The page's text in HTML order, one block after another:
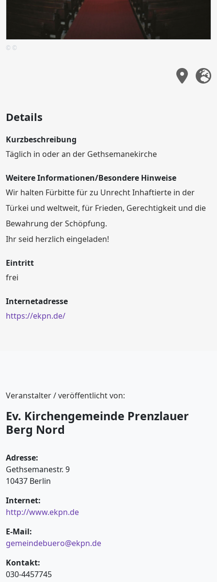
© ©
Details
Kurzbeschreibung
Täglich in oder an der Gethsemanekirche
Weitere Informationen/Besondere Hinweise
Wir halten Fürbitte für zu Unrecht Inhaftierte in der
Türkei und weltweit, für Frieden, Gerechtigkeit und die
Bewahrung der Schöpfung.
Ihr seid herzlich eingeladen!
Eintritt
frei
Internetadresse
https://ekpn.de/
Veranstalter / veröffentlicht von:
Ev. Kirchengemeinde Prenzlauer
Berg Nord
Adresse:
Gethsemanestr. 9
10437 Berlin
Internet:
http://www.ekpn.de
E-Mail:
gemeindebuero@ekpn.de
Kontakt:
030-4457745